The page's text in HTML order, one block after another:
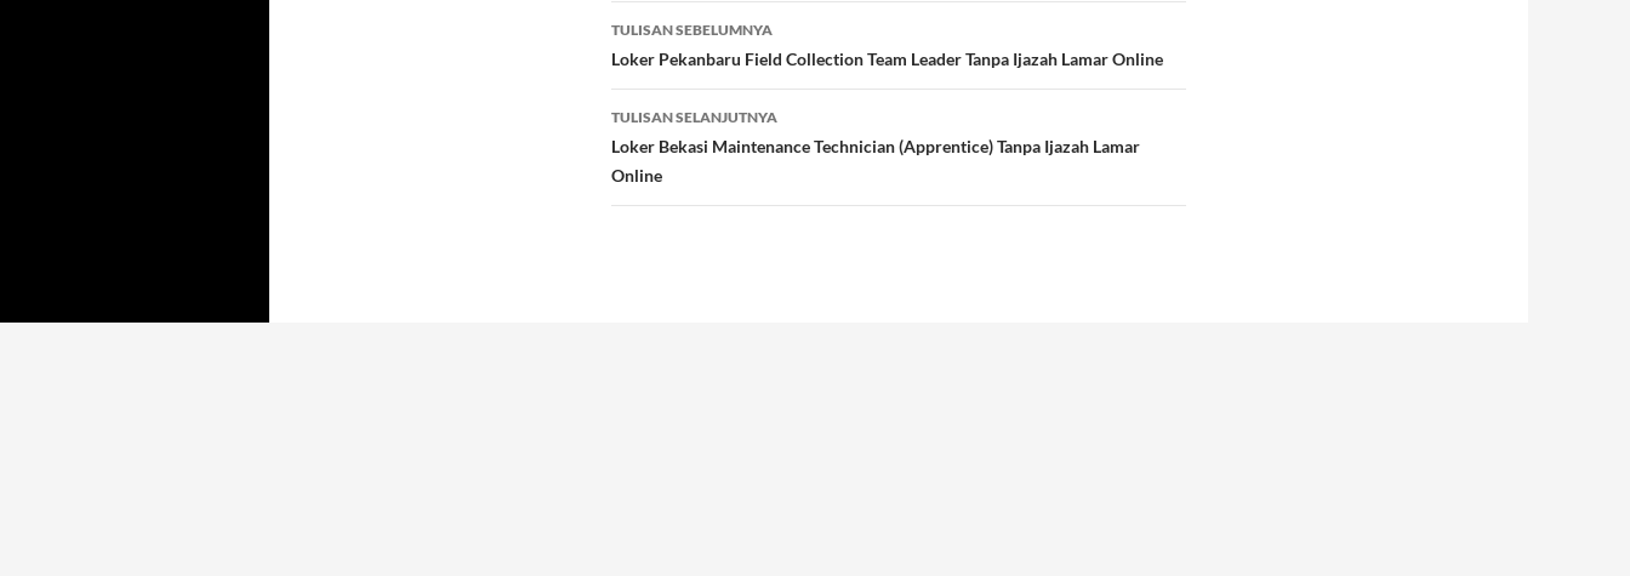
Navigasi
Tulisan
TULISAN SEBELUMNYA
Loker Pekanbaru Field Collection Team Leader Tanpa Ijazah Lamar Online
TULISAN SELANJUTNYA
Loker Bekasi Maintenance Technician (Apprentice) Tanpa Ijazah Lamar
Online